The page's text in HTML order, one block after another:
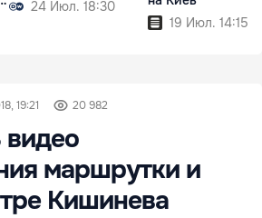
24 Июл. 18:30
19 Июл. 14:15
19:21 20 982
видео
маршрутки и
Кишинева